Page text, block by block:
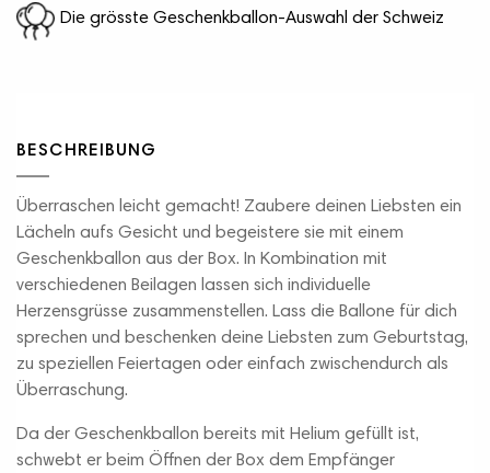
Die grösste Geschenkballon-Auswahl der Schweiz
BESCHREIBUNG
Überraschen leicht gemacht! Zaubere deinen Liebsten ein
Lächeln aufs Gesicht und begeistere sie mit einem
Geschenkballon aus der Box. In Kombination mit
verschiedenen Beilagen lassen sich individuelle
Herzensgrüsse zusammenstellen. Lass die Ballone für dich
sprechen und beschenken deine Liebsten zum Geburtstag,
zu speziellen Feiertagen oder einfach zwischendurch als
Überraschung.
Da der Geschenkballon bereits mit Helium gefüllt ist,
schwebt er beim Öffnen der Box dem Empfänger